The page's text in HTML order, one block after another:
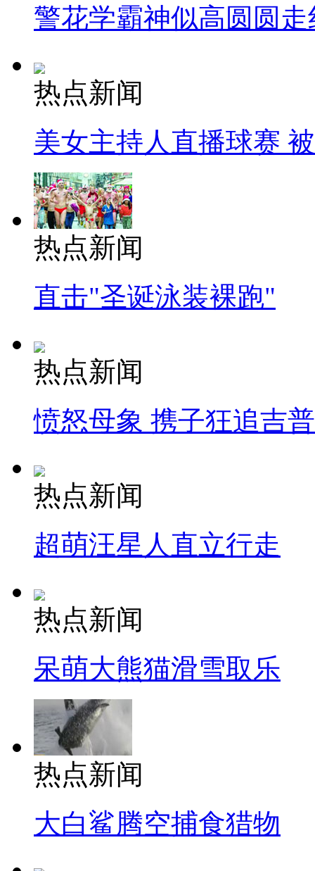
警花学霸神似高圆圆走
热点新闻
美女主持人直播球赛
热点新闻
直击"圣诞泳装裸跑"
热点新闻
愤怒母象 携子狂追吉
热点新闻
超萌汪星人直立行走
热点新闻
呆萌大熊猫滑雪取乐
热点新闻
大白鲨腾空捕食猎物